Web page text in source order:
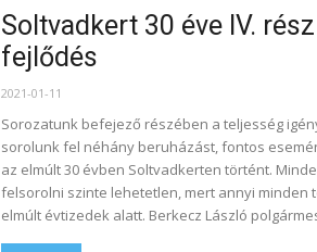
Soltvadkert 30 éve IV.
fejlődés
2021-01-11
Sorozatunk befejező részében a teljesség
sorolunk fel néhány beruházást, fontos
az elmúlt 30 évben Soltvadkerten történt.
felsorolni szinte lehetetlen, mert annyi minden
elmúlt évtizedek alatt. Berkecz László